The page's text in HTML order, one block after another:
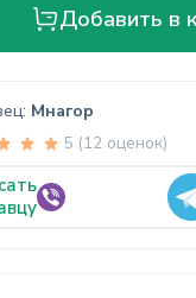
Добавить в
Мнагор
5 (12 оценок)